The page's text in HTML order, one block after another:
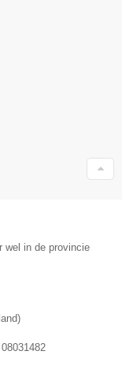
wel in de provincie
)
08031482